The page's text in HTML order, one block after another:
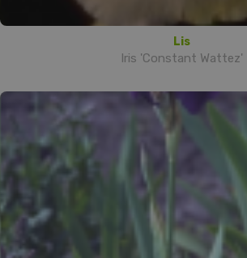
Lis
Iris 'Constant Wattez'